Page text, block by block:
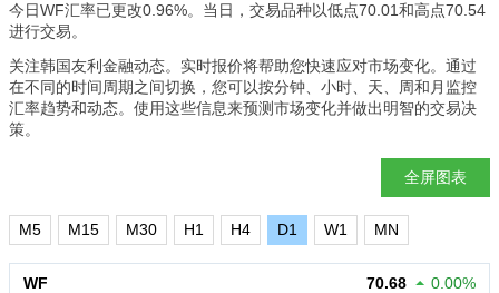
今日WF汇率已更改0.96%。当日，交易品种以低点70.01和高点70.54
进行交易。
关注韩国友利金融动态。实时报价将帮助您快速应对市场变化。通过
在不同的时间周期之间切换，您可以按分钟、小时、天、周和月监控
汇率趋势和动态。使用这些信息来预测市场变化并做出明智的交易决
策。
全屏图表
M5 M15 M30 H1 H4 D1 W1 MN
WF 70.68 0.00%